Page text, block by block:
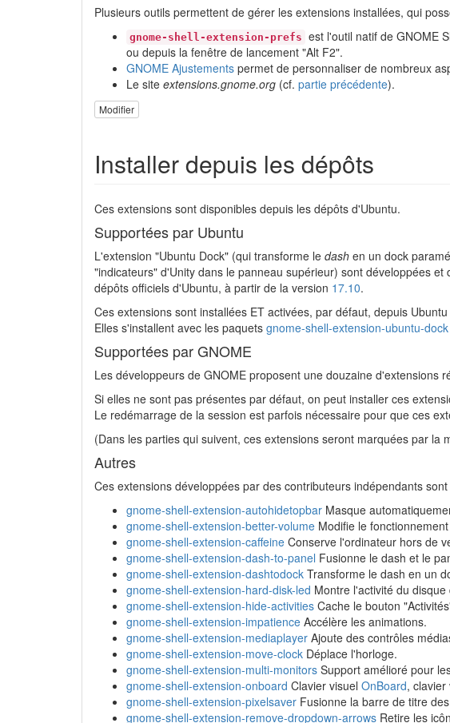
Plusieurs outils permettent de gérer les extensions installées, qui
gnome-shell-extension-prefs est l'outil natif de GNOME
ou depuis la fenêtre de lancement "Alt F2".
GNOME Ajustements permet de personnaliser de nombreux
Le site extensions.gnome.org (cf. partie précédente).
Modifier
Installer depuis les dépôts
Ces extensions sont disponibles depuis les dépôts d'Ubuntu.
Supportées par Ubuntu
L'extension "Ubuntu Dock" (qui transforme le dash en un dock
"indicateurs" d'Unity dans le panneau supérieur) sont développées
dépôts officiels d'Ubuntu, à partir de la version 17.10.
Ces extensions sont installées ET activées, par défaut, depuis Ubuntu
Elles s'installent avec les paquets gnome-shell-extension-ubuntu-dock
Supportées par GNOME
Les développeurs de GNOME proposent une douzaine d'extensions
Si elles ne sont pas présentes par défaut, on peut installer ces
Le redémarrage de la session est parfois nécessaire pour que ces
(Dans les parties qui suivent, ces extensions seront marquées par la
Autres
Ces extensions développées par des contributeurs indépendants
gnome-shell-extension-autohidetopbar Masque
gnome-shell-extension-better-volume Modifie le
gnome-shell-extension-caffeine Conserve l'ordinateur hors de
gnome-shell-extension-dash-to-panel Fusionne le dash et le
gnome-shell-extension-dashtodock Transforme le dash en un
gnome-shell-extension-hard-disk-led Montre l'activité du disque
gnome-shell-extension-hide-activities Cache le bouton
gnome-shell-extension-impatience Accélère les animations.
gnome-shell-extension-mediaplayer Ajoute des contrôles
gnome-shell-extension-move-clock Déplace l'horloge.
gnome-shell-extension-multi-monitors Support amélioré pour
gnome-shell-extension-onboard Clavier visuel OnBoard,
gnome-shell-extension-pixelsaver Fusionne la barre de titre
gnome-shell-extension-remove-dropdown-arrows Retire les